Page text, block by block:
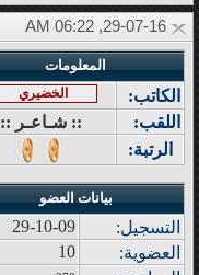
المعلومات
الكاتب: الخضيري
اللقب:
:: شـاعـر ::
الرتبة:
بيانات العضو
التسجيل:
29-10-09
العضوية:
10